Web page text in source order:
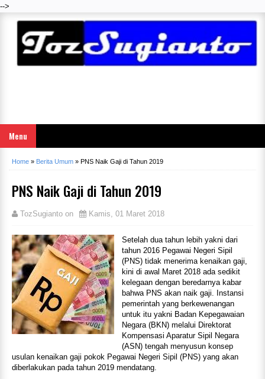
-->
Menu
Home » Berita Umum » PNS Naik Gaji di Tahun 2019
PNS Naik Gaji di Tahun 2019
TozSugianto on Kamis, 01 Maret 2018
Setelah dua tahun lebih yakni dari
tahun 2016 Pegawai Negeri Sipil
(PNS) tidak menerima kenaikan gaji,
kini di awal Maret 2018 ada sedikit
kelegaan dengan beredarnya kabar
bahwa PNS akan naik gaji. Instansi
pemerintah yang berkewenangan
untuk itu yakni Badan Kepegawaian
Negara (BKN) melalui Direktorat
Kompensasi Aparatur Sipil Negara
(ASN) tengah menyusun konsep
usulan kenaikan gaji pokok Pegawai Negeri Sipil (PNS) yang akan
diberlakukan pada tahun 2019 mendatang.